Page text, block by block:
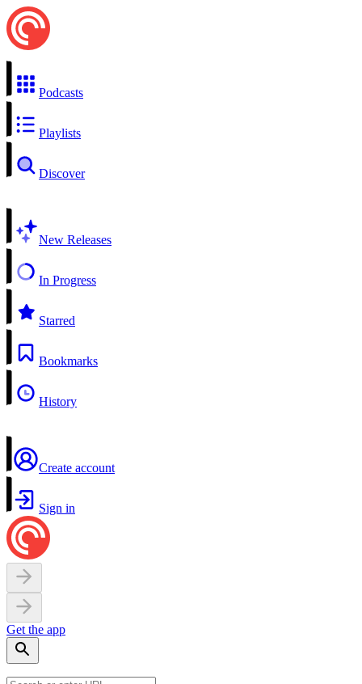
Podcasts
Playlists
Discover
New Releases
In Progress
Starred
Bookmarks
History
Create account
Sign in
Get the app